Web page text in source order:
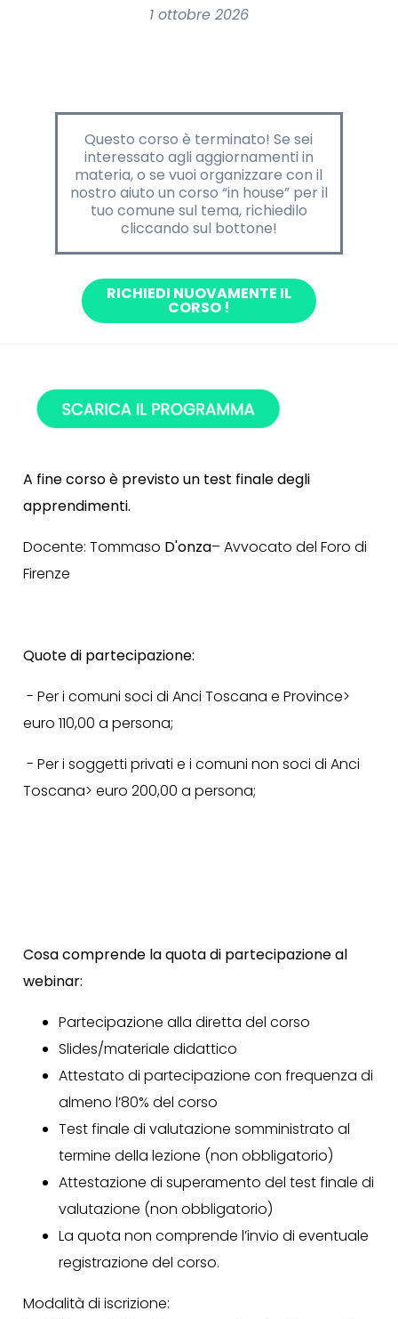
1 ottobre 2026
Questo corso è terminato! Se sei
interessato agli aggiornamenti in
materia, o se vuoi organizzare con il
nostro aiuto un corso “in house” per il
tuo comune sul tema, richiedilo
cliccando sul bottone!
RICHIEDI NUOVAMENTE IL
CORSO !
A fine corso è previsto un test finale degli
apprendimenti.
Docente: Tommaso D'onza– Avvocato del Foro di
Firenze
Quote di partecipazione:
- Per i comuni soci di Anci Toscana e Province>
euro 110,00 a persona;
- Per i soggetti privati e i comuni non soci di Anci
Toscana> euro 200,00 a persona;
Cosa comprende la quota di partecipazione al
webinar:
Partecipazione alla diretta del corso
Slides/materiale didattico
Attestato di partecipazione con frequenza di
almeno l’80% del corso
Test finale di valutazione somministrato al
termine della lezione (non obbligatorio)
Attestazione di superamento del test finale di
valutazione (non obbligatorio)
La quota non comprende l’invio di eventuale
registrazione del corso.
Modalità di iscrizione: